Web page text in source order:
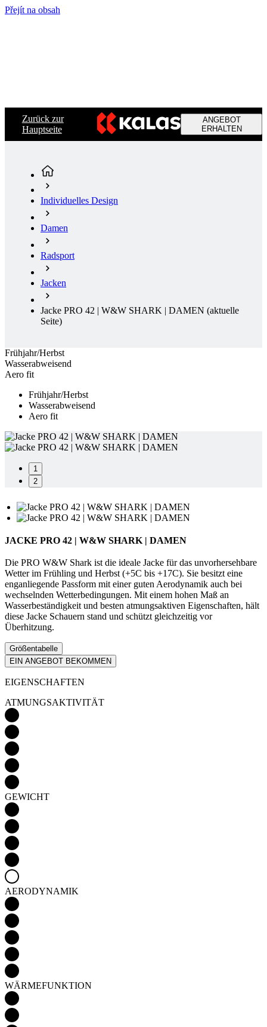
Přejít na obsah
Zurück zur
Hauptseite
ANGEBOT
ERHALTEN
Individuelles Design
Damen
Radsport
Jacken
Jacke PRO 42 | W&W SHARK | DAMEN (aktuelle
Seite)
Frühjahr/Herbst
Wasserabweisend
Aero fit
Frühjahr/Herbst
Wasserabweisend
Aero fit
1
2
JACKE PRO 42 | W&W SHARK | DAMEN
Die PRO W&W Shark ist die ideale Jacke für das unvorhersehbare
Wetter im Frühling und Herbst (+5C bis +17C). Sie besitzt eine
enganliegende Passform mit einer guten Aerodynamik auch bei
wechselnden Wetterbedingungen. Mit einem hohen Maß an
Wasserbeständigkeit und besten atmungsaktiven Eigenschaften, hält
diese Jacke Schauern stand und schützt gleichzeitig vor
Überhitzung.
Größentabelle
EIN ANGEBOT BEKOMMEN
EIGENSCHAFTEN
ATMUNGSAKTIVITÄT
GEWICHT
AERODYNAMIK
WÄRMEFUNKTION